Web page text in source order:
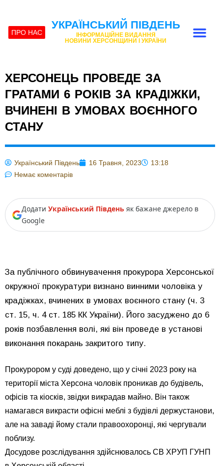
ПРО НАС
УКРАЇНСЬКИЙ ПІВДЕНЬ
ІНФОРМАЦІЙНЕ ВИДАННЯ
НОВИНИ ХЕРСОНЩИНИ І УКРАЇНИ
ХЕРСОНЕЦЬ ПРОВЕДЕ ЗА
ГРАТАМИ 6 РОКІВ ЗА КРАДІЖКИ,
ВЧИНЕНІ В УМОВАХ ВОЄННОГО
СТАНУ
Український Південь 16 Травня, 2023
13:18
Немає коментарів
Додати Український Південь як бажане джерело в
Google
За публічного обвинувачення прокурора Херсонської
окружної прокуратури визнано винними чоловіка у
крадіжках, вчинених в умовах воєнного стану (ч. 3
ст. 15, ч. 4 ст. 185 КК України). Його засуджено до 6
років позбавлення волі, які він проведе в установі
виконання покарань закритого типу.
Прокурором у суді доведено, що у січні 2023 року на
території міста Херсона чоловік проникав до будівель,
офісів та кіосків, звідки викрадав майно. Він також
намагався викрасти офісні меблі з будівлі держустанови,
але на заваді йому стали правоохоронці, які чергували
поблизу.
Досудове розслідування здійснювалось СВ ХРУП ГУНП